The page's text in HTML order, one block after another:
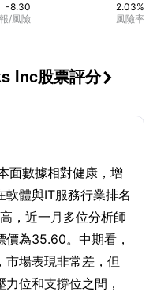
-8.30
/風險
2.03%
風險率
Inc股票評分
面數據相對健康，增
體與IT服務行業排名
，近一月多位分析師
為35.60。中期看，
市場表現非常差，但
位和支撐位之間，